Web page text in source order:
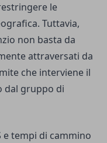
le
Tuttavia,
non basta da
attraversati da
che interviene il
dal gruppo di
e tempi di cammino